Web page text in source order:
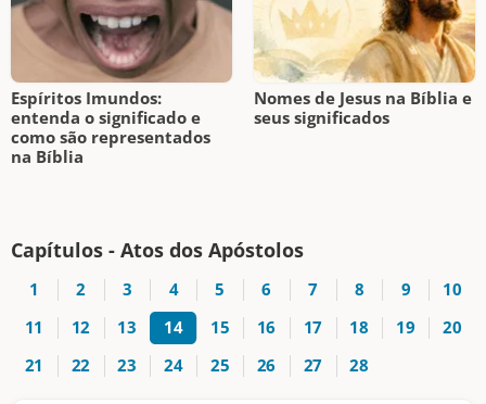
Espíritos Imundos:
entenda o significado e
como são representados
na Bíblia
Nomes de Jesus na Bíblia e
seus significados
Capítulos - Atos dos Apóstolos
1 2 3 4 5 6 7 8 9
10
11
12 13 14 15 16 17 18 19
20
21
22 23 24 25 26 27 28